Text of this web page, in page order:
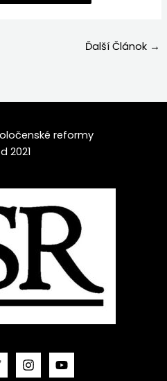
Ďalší Článok →
reformy
2021